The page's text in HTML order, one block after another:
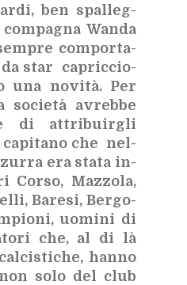
ben spal­leg­
Wan­da
com­por­ta­
star ca­pric­cio­
una no­vi­tà. Per
so­cie­tà avreb­be
di at­tri­buir­gli
ca­pi­ta­no che nel­
era sta­ta in­
Cor­so, Maz­zo­la,
Ba­re­si, Ber­go­
uo­mi­ni di
che, al di là
han­no
solo del club